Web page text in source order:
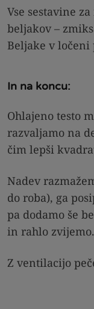
Vse sestavine
beljakov –
Beljake v ločeni
In na koncu:
Ohlajeno testo
razvaljamo na
čim lepši
Nadev
do roba), ga
pa dodamo še
in rahlo zvijemo.
Z ventilacijo